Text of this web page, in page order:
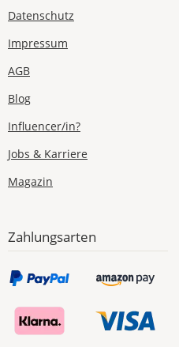
Datenschutz
Impressum
AGB
Blog
Influencer/in?
Jobs & Karriere
Magazin
Zahlungsarten